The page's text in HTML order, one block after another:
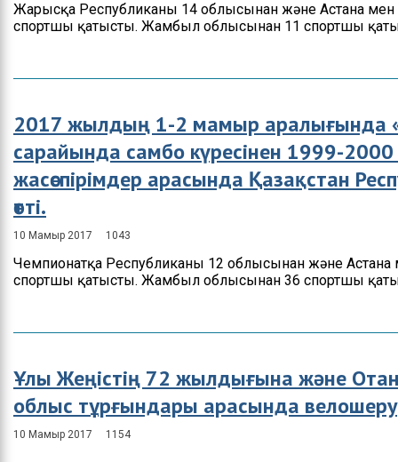
Жарысқа Республиканың 14 облысынан және Астана
спортшы қатысты. Жамбыл облысынан 11 спортшы
2017 жылдың 1-2 мамыр аралығында
сарайында самбо күресінен 1999-
жасөспірімдер арасында Қазақстан
өтті.
10 Мамыр 2017 1043
Чемпионатқа Республиканың 12 облысынан және
спортшы қатысты. Жамбыл облысынан 36 спортшы
Ұлы Жеңістің 72 жылдығына және
облыс тұрғындары арасында велошеру
10 Мамыр 2017 1154